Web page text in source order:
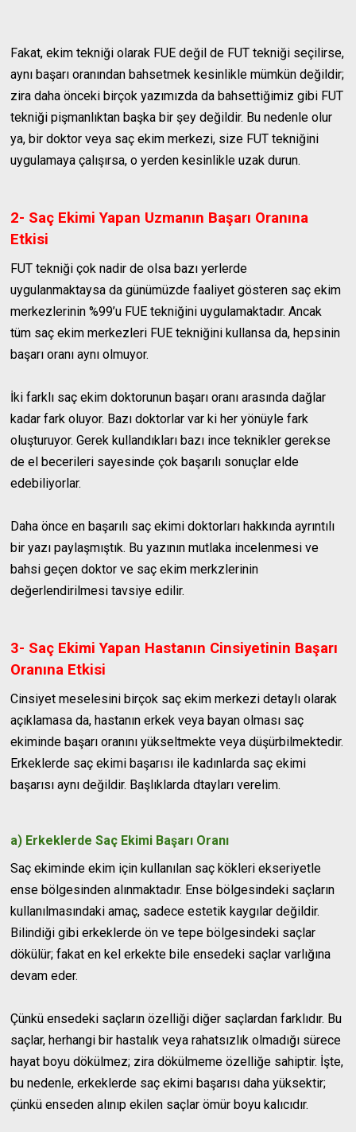
Fakat, ekim tekniği olarak FUE değil de FUT tekniği seçilirse,
aynı başarı oranından bahsetmek kesinlikle mümkün değildir;
zira daha önceki birçok yazımızda da bahsettiğimiz gibi FUT
tekniği pişmanlıktan başka bir şey değildir. Bu nedenle olur
ya, bir doktor veya saç ekim merkezi, size FUT tekniğini
uygulamaya çalışırsa, o yerden kesinlikle uzak durun.
2- Saç Ekimi Yapan Uzmanın Başarı Oranına
Etkisi
FUT tekniği çok nadir de olsa bazı yerlerde
uygulanmaktaysa da günümüzde faaliyet gösteren saç ekim
merkezlerinin %99’u FUE tekniğini uygulamaktadır. Ancak
tüm saç ekim merkezleri FUE tekniğini kullansa da, hepsinin
başarı oranı aynı olmuyor.
İki farklı saç ekim doktorunun başarı oranı arasında dağlar
kadar fark oluyor. Bazı doktorlar var ki her yönüyle fark
oluşturuyor. Gerek kullandıkları bazı ince teknikler gerekse
de el becerileri sayesinde çok başarılı sonuçlar elde
edebiliyorlar.
Daha önce en başarılı saç ekimi doktorları hakkında ayrıntılı
bir yazı paylaşmıştık. Bu yazının mutlaka incelenmesi ve
bahsi geçen doktor ve saç ekim merkzlerinin
değerlendirilmesi tavsiye edilir.
3- Saç Ekimi Yapan Hastanın Cinsiyetinin Başarı
Oranına Etkisi
Cinsiyet meselesini birçok saç ekim merkezi detaylı olarak
açıklamasa da, hastanın erkek veya bayan olması saç
ekiminde başarı oranını yükseltmekte veya düşürbilmektedir.
Erkeklerde saç ekimi başarısı ile kadınlarda saç ekimi
başarısı aynı değildir. Başlıklarda dtayları verelim.
a) Erkeklerde Saç Ekimi Başarı Oranı
Saç ekiminde ekim için kullanılan saç kökleri ekseriyetle
ense bölgesinden alınmaktadır. Ense bölgesindeki saçların
kullanılmasındaki amaç, sadece estetik kaygılar değildir.
Bilindiği gibi erkeklerde ön ve tepe bölgesindeki saçlar
dökülür; fakat en kel erkekte bile ensedeki saçlar varlığına
devam eder.
Çünkü ensedeki saçların özelliği diğer saçlardan farklıdır. Bu
saçlar, herhangi bir hastalık veya rahatsızlık olmadığı sürece
hayat boyu dökülmez; zira dökülmeme özelliğe sahiptir. İşte,
bu nedenle, erkeklerde saç ekimi başarısı daha yüksektir;
çünkü enseden alınıp ekilen saçlar ömür boyu kalıcıdır.